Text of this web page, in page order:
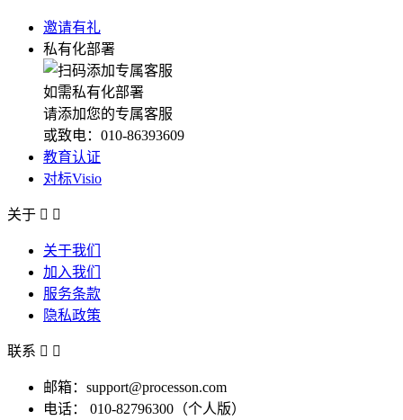
邀请有礼
私有化部署
如需私有化部署
请添加您的专属客服
或致电：010-86393609
教育认证
对标Visio
关于  
关于我们
加入我们
服务条款
隐私政策
联系  
邮箱：support@processon.com
电话：
010-82796300（个人版）